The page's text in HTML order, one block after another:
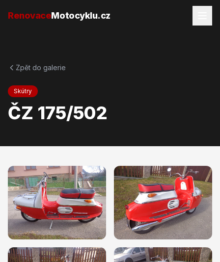
RenovaceMotocyklu.cz
Zpět do galerie
Skútry
ČZ 175/502